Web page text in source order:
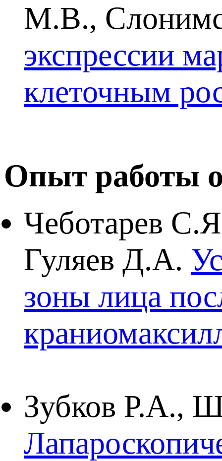
М.В.,
экспрессии
клеточным
Опыт работы
Чеботарев
Гуляев Д.А.
зоны лица
Зубков Р.А.,